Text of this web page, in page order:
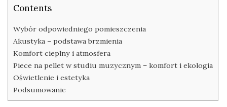
Contents
Wybór odpowiedniego pomieszczenia
Akustyka – podstawa brzmienia
Komfort cieplny i atmosfera
Piece na pellet w studiu muzycznym – komfort i ekologia
Oświetlenie i estetyka
Podsumowanie